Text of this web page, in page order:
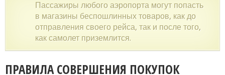
Пассажиры любого аэропорта могут попасть
в магазины беспошлинных товаров, как до
отправления своего рейса, так и после того,
как самолет приземлится.
ПРАВИЛА СОВЕРШЕНИЯ ПОКУПОК